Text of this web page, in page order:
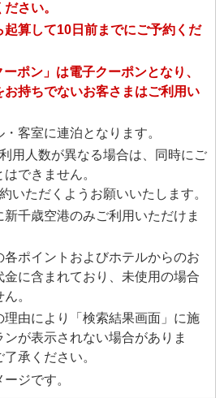
さい。
起算して10日前までにご予約くだ
ポン」は電子クーポンとなり、
お持ちでないお客さまはご利用い
客室に連泊となります。
用人数が異なる場合は、同時にご
できません。
いただくようお願いいたします。
千歳空港のみご利用いただけま
各ポイントおよびホテルからのお
金に含まれており、未使用の場合
。
理由により「検索結果画面」に施
が表示されない場合がありま
承ください。
ジです。